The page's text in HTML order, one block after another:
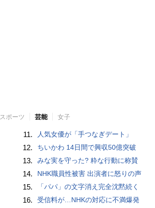
スポーツ 芸能 女子
11. 人気女優が「手つなぎデート」
12. ちいかわ 14日間で興収50億突破
13. みな実を守った? 粋な行動に称賛
14. NHK職員性被害 出演者に怒りの声
15. 「パパ」の文字消え完全沈黙続く
16. 受信料が…NHKの対応に不満爆発